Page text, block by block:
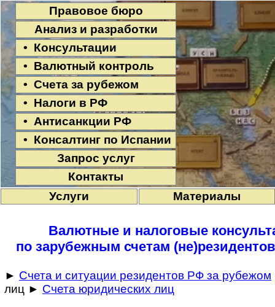
Правовое бюро
Анализ и разработки
• Консультации
• Валютный контроль
• Счета за рубежом
• Налоги в РФ
• Антисанкции РФ
• Консалтинг по Испании
Запрос услуг
Контакты
Услуги
Материалы
Валютные и налоговые
по зарубежным счетам
► Счета и ситуации резидентов РФ за рубежом
лиц ► Счета юридических лиц